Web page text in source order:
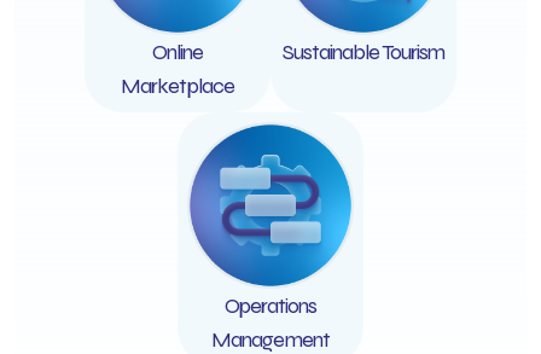
Online
Marketplace
Sustainable Tourism
Operations
Management